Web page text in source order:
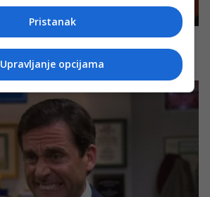
Pristanak
Upravljanje opcijama